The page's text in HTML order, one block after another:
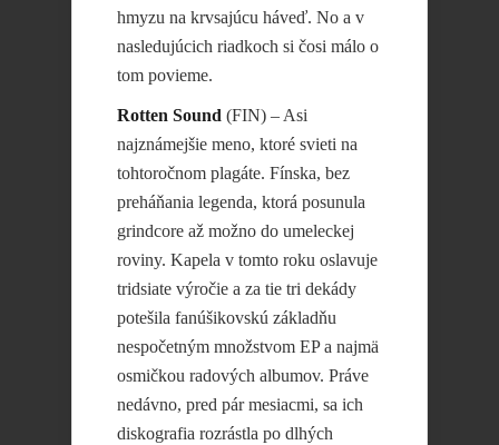
hmyzu na krvsajúcu háveď. No a v
nasledujúcich riadkoch si čosi málo o
tom povieme.
Rotten Sound (FIN) – Asi
najznámejšie meno, ktoré svieti na
tohtoročnom plagáte. Fínska, bez
preháňania legenda, ktorá posunula
grindcore až možno do umeleckej
roviny. Kapela v tomto roku oslavuje
tridsiate výročie a za tie tri dekády
potešila fanúšikovskú základňu
nespočetným množstvom EP a najmä
osmičkou radových albumov. Práve
nedávno, pred pár mesiacmi, sa ich
diskografia rozrástla po dlhých